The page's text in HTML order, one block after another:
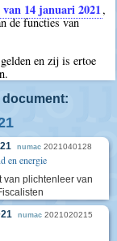
14 januari 2021,
de functies van
en zij is ertoe
document:
numac 2021040128
en energie
van plichtenleer van
numac 2021020215